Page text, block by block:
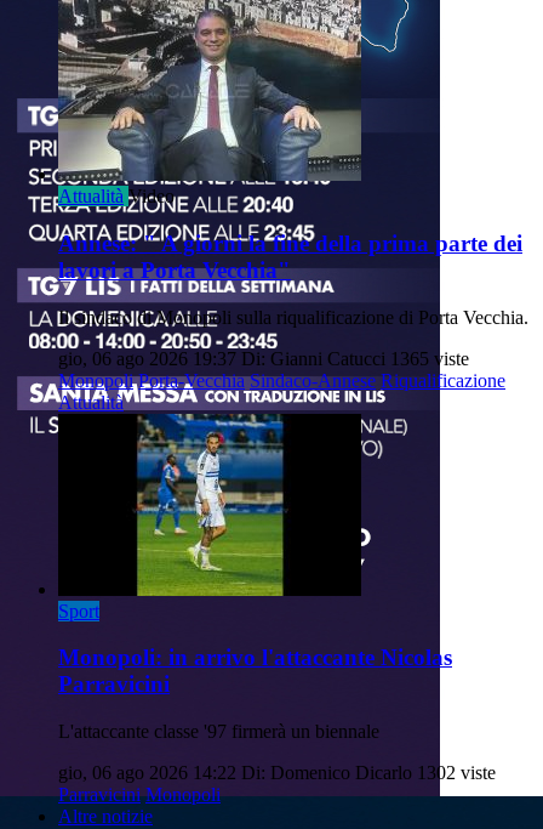
Attualità Video
Annese: " A giorni la fine della prima parte dei
lavori a Porta Vecchia"
Il sindaco di Monopoli sulla riqualificazione di Porta Vecchia.
gio, 06 ago 2026 19:37 Di: Gianni Catucci 1365 viste
Monopoli Porta-Vecchia Sindaco-Annese Riqualificazione
Attualità
Sport
Monopoli: in arrivo l'attaccante Nicolas
Parravicini
L'attaccante classe '97 firmerà un biennale
gio, 06 ago 2026 14:22 Di: Domenico Dicarlo 1302 viste
Parravicini Monopoli
Altre notizie